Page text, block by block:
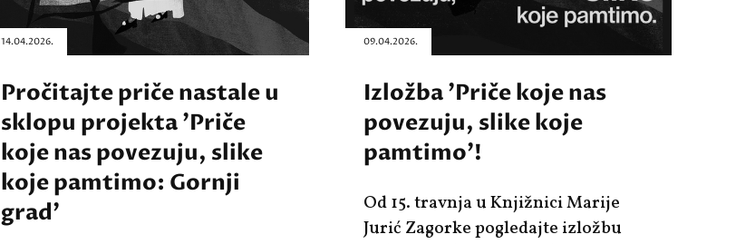
14.04.2026.
Pročitajte priče nastale u
sklopu projekta 'Priče
koje nas povezuju, slike
koje pamtimo: Gornji
grad'
09.04.2026.
Izložba 'Priče koje nas
povezuju, slike koje
pamtimo'!
Od 15. travnja u Knjižnici Marije
Jurić Zagorke pogledajte izložbu